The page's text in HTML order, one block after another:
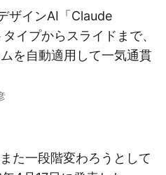
ザインAI「Claude
イプからスライドまで、
を自動適用して一気通貫
た一段階変わろうとして